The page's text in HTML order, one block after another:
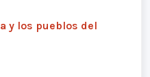
y los pueblos del